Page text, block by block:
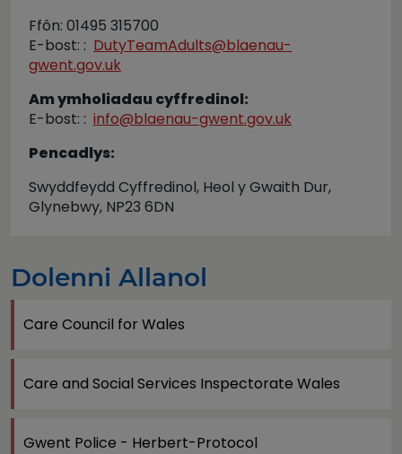
Ffôn: 01495 315700
E-bost: : DutyTeamAdults@blaenau-
gwent.gov.uk
Am ymholiadau cyffredinol:
E-bost: : info@blaenau-gwent.gov.uk
Pencadlys:
Swyddfeydd Cyffredinol, Heol y Gwaith Dur,
Glynebwy, NP23 6DN
Dolenni Allanol
Care Council for Wales
Care and Social Services Inspectorate Wales
Gwent Police - Herbert-Protocol